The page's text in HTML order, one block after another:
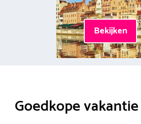
Bekijken
Goedkope